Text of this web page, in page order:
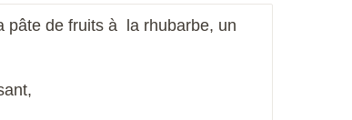
pâte de fruits à la rhubarbe, un